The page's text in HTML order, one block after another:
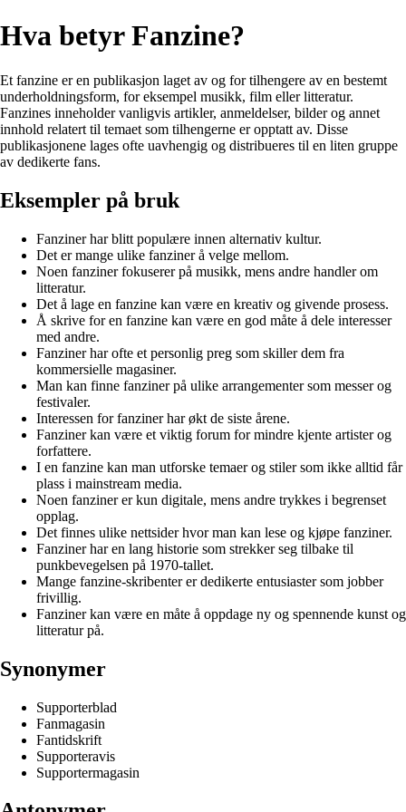
Hva betyr Fanzine?
Et fanzine er en publikasjon laget av og for tilhengere av en bestemt
underholdningsform, for eksempel musikk, film eller litteratur.
Fanzines inneholder vanligvis artikler, anmeldelser, bilder og annet
innhold relatert til temaet som tilhengerne er opptatt av. Disse
publikasjonene lages ofte uavhengig og distribueres til en liten gruppe
av dedikerte fans.
Eksempler på bruk
Fanziner har blitt populære innen alternativ kultur.
Det er mange ulike fanziner å velge mellom.
Noen fanziner fokuserer på musikk, mens andre handler om
litteratur.
Det å lage en fanzine kan være en kreativ og givende prosess.
Å skrive for en fanzine kan være en god måte å dele interesser
med andre.
Fanziner har ofte et personlig preg som skiller dem fra
kommersielle magasiner.
Man kan finne fanziner på ulike arrangementer som messer og
festivaler.
Interessen for fanziner har økt de siste årene.
Fanziner kan være et viktig forum for mindre kjente artister og
forfattere.
I en fanzine kan man utforske temaer og stiler som ikke alltid får
plass i mainstream media.
Noen fanziner er kun digitale, mens andre trykkes i begrenset
opplag.
Det finnes ulike nettsider hvor man kan lese og kjøpe fanziner.
Fanziner har en lang historie som strekker seg tilbake til
punkbevegelsen på 1970-tallet.
Mange fanzine-skribenter er dedikerte entusiaster som jobber
frivillig.
Fanziner kan være en måte å oppdage ny og spennende kunst og
litteratur på.
Synonymer
Supporterblad
Fanmagasin
Fantidskrift
Supporteravis
Supportermagasin